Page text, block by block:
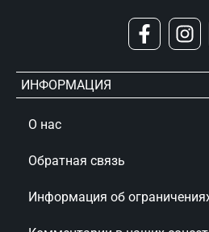
ИНФОРМАЦИЯ
О нас
Обратная связь
Информация об